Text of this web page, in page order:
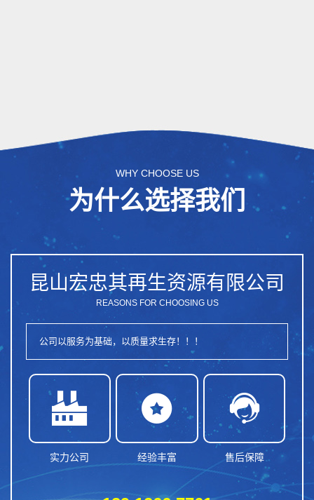
WHY CHOOSE US
为什么选择我们
昆山宏忠其再生资源有限公司
REASONS FOR CHOOSING US
公司以服务为基础，以质量求生存！！！

实力公司

经验丰富

售后保障